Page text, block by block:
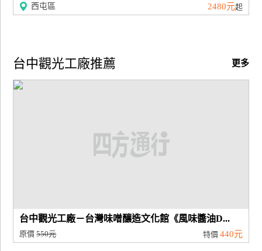
西屯區 2480元起
更多
台中觀光工廠推薦
台中觀光工廠－台灣味噌釀造文化館《風味醬油D...
原價550元 特價 440元